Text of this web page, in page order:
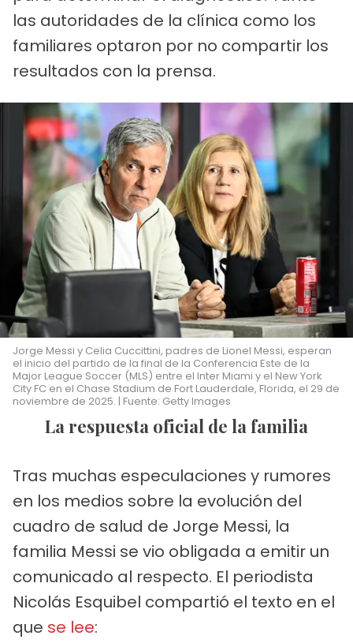
las autoridades de la clínica como los
familiares optaron por no compartir los
resultados con la prensa.
Jorge Messi y Celia Cuccittini, padres de Lionel Messi, esperan
el inicio del partido de la final de la Conferencia Este de la
Major League Soccer (MLS) entre el Inter Miami y el New York
City FC en el Chase Stadium de Fort Lauderdale, Florida, el 29 de
noviembre de 2025. | Fuente: Getty Images
La respuesta oficial de la familia
Tras muchas especulaciones y rumores
en los medios sobre la evolución del
cuadro de salud de Jorge Messi, la
familia Messi se vio obligada a emitir un
comunicado al respecto. El periodista
Nicolás Esquibel compartió el texto en el
que se lee: